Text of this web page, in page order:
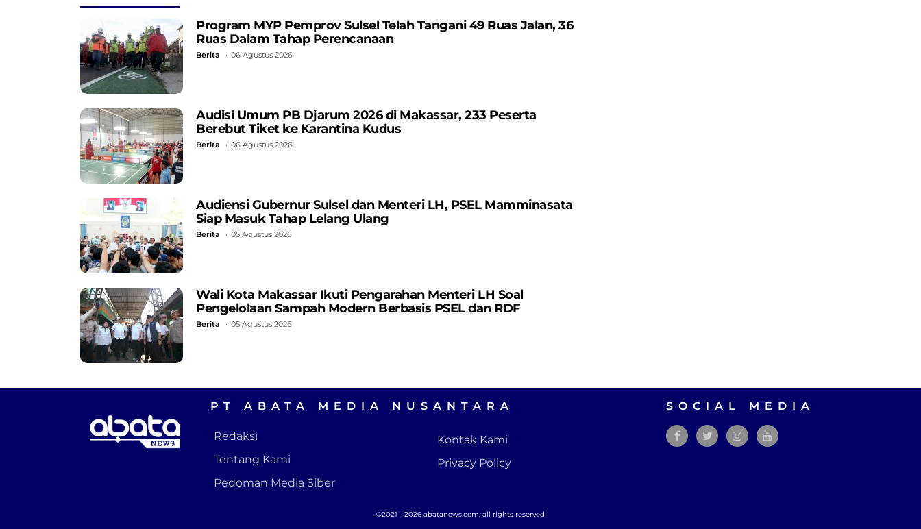
Program MYP Pemprov Sulsel Telah Tangani 49 Ruas Jalan, 36
Ruas Dalam Tahap Perencanaan
Berita 06 Agustus 2026
Audisi Umum PB Djarum 2026 di Makassar, 233 Peserta
Berebut Tiket ke Karantina Kudus
Berita 06 Agustus 2026
Audiensi Gubernur Sulsel dan Menteri LH, PSEL Mamminasata
Siap Masuk Tahap Lelang Ulang
Berita 05 Agustus 2026
Wali Kota Makassar Ikuti Pengarahan Menteri LH Soal
Pengelolaan Sampah Modern Berbasis PSEL dan RDF
Berita 05 Agustus 2026
PT ABATA MEDIA NUSANTARA
Redaksi
Tentang Kami
Pedoman Media Siber
Kontak Kami
Privacy Policy
SOCIAL MEDIA
©2021 - 2026 abatanews.com, all rights reserved